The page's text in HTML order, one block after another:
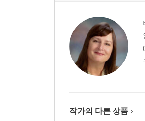
3부 원하는 것을 더 많이 얻
Scene 25 지금이 괜찮은 시
Scene 26 최후통첩을 하
Scene 27 당신과 상대의 권
Scene 28 관계를 망치지
Scene 31 마음 상하지 않게
작가의 다른 상품